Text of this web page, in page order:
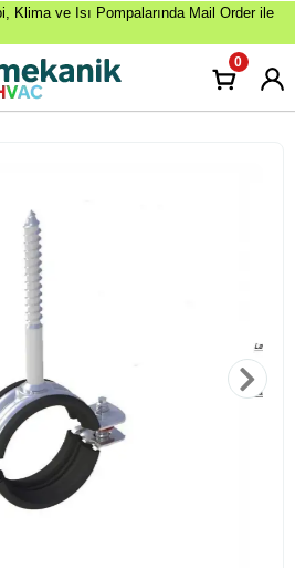
Klima ve Isı Pompalarında Mail Order ile
0